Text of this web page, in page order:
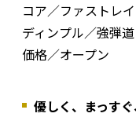
コア／ファストレ
ディンプル／強弾
価格／オープン
優しく、まっす